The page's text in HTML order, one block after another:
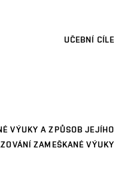
UČEBNÍ CÍLE
VÝUKY A ZPŮSOB JEJÍHO
ZAMEŠKANÉ VÝUKY